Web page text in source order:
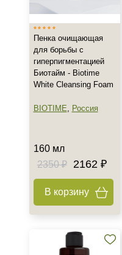
Бренд
BIOTIME
BTpeeL
Christina
Показать еще
Страна
Россия
Тип товара
Гель
Показать еще
Пенка очищающая
для борьбы с
гиперпигментацией
Биотайм - Biotime
White Cleansing Foam
BIOTIME, Россия
160 мл
2350 ₽
2162 ₽
В корзину